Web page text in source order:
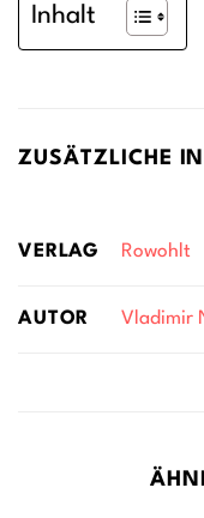
Inhalt
ZUSÄTZLICHE
VERLAG Rowohlt
AUTOR Vladimir